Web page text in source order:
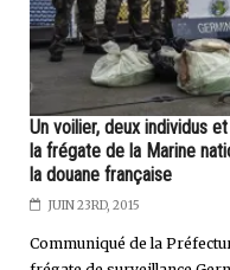
Un voilier, deux individus
la frégate de la Marine
la douane française
JUIN 23RD, 2015
Communiqué de la